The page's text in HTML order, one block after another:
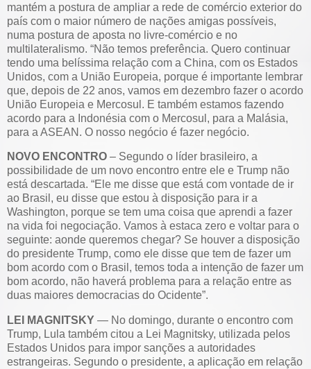
mantém a postura de ampliar a rede de comércio exterior do
país com o maior número de nações amigas possíveis,
numa postura de aposta no livre-comércio e no
multilateralismo. “Não temos preferência. Quero continuar
tendo uma belíssima relação com a China, com os Estados
Unidos, com a União Europeia, porque é importante lembrar
que, depois de 22 anos, vamos em dezembro fazer o acordo
União Europeia e Mercosul. E também estamos fazendo
acordo para a Indonésia com o Mercosul, para a Malásia,
para a ASEAN. O nosso negócio é fazer negócio.
NOVO ENCONTRO – Segundo o líder brasileiro, a
possibilidade de um novo encontro entre ele e Trump não
está descartada. “Ele me disse que está com vontade de ir
ao Brasil, eu disse que estou à disposição para ir a
Washington, porque se tem uma coisa que aprendi a fazer
na vida foi negociação. Vamos à estaca zero e voltar para o
seguinte: aonde queremos chegar? Se houver a disposição
do presidente Trump, como ele disse que tem de fazer um
bom acordo com o Brasil, temos toda a intenção de fazer um
bom acordo, não haverá problema para a relação entre as
duas maiores democracias do Ocidente”.
LEI MAGNITSKY — No domingo, durante o encontro com
Trump, Lula também citou a Lei Magnitsky, utilizada pelos
Estados Unidos para impor sanções a autoridades
estrangeiras. Segundo o presidente, a aplicação em relação